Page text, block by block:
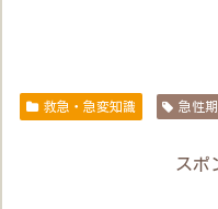
救急・急変知識 急性
スポ